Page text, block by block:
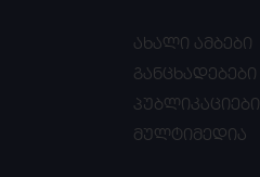
ახალი ამბები
განცხადებები
პუბლიკაციები
მულტიმედია